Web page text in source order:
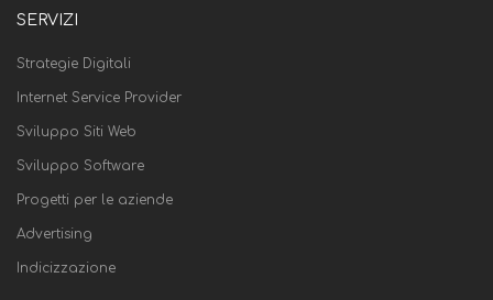
SERVIZI
Strategie Digitali
Internet Service Provider
Sviluppo Siti Web
Sviluppo Software
Progetti per le aziende
Advertising
Indicizzazione